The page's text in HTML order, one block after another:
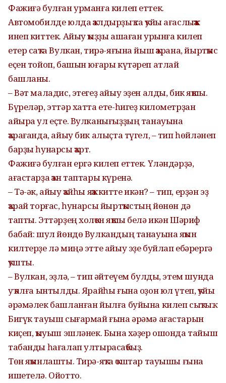
Фажиғә булған урманға килеп еттек.
Автомобилде юлда ҡалдырҙыҡ та ҡуйы ағаслыҡҡа
инеп киттек. Айыу ҡыҙҙы ашаған урынға килеп
етер саҡта Вулкан, тирә-яғына йыш ҡарана, йыртҡыс
еҫен тойоп, башын юғары күтәреп атлай
башланы.
– Вәт маладис, этегеҙ айыу эҙен алды, бик яҡшы.
Бүреләр, эттәр хатта ете-һигеҙ километрҙан
айыра ул еҫте. Вулканығыҙҙың танауына
ҡарағанда, айыу бик алыҫта түгел, – тип һөйләнеп
барҙы һунарсы ҡарт.
Фажиғә булған ергә килеп еттек. Үләндәрҙә,
ағастарҙа ҡан таптары күренә.
– Тә-әк, айыу ҡайһы яҡҡа китте икән? – тип, ерҙән эҙ
ҡарай торғас, һунарсы йыртҡыстың йөнөн дә
тапты. Эттәрҙең холҡон яҡшы белә икән Шәриф
бабай: шул йөндө Вулкандың танауына яҡын
килтерҙе лә миңә этте айыу эҙе буйлап ебәрергә
ҡушты.
– Вулкан, эҙлә, – тип әйтеүем булды, этем шунда
уҡ алға ынтылды. Ярайһы ғына оҙон юл үтеп, ҡуйы
әрәмәлек башланған йылға буйына килеп сыҡтыҡ.
Бигүк тауыш сығармай ғына әрәмә ағастарын
киҫеп, ҡыуыш эшләнек. Бына хәҙер ошонда тайыш
табанды һағалап ултырасаҡбыҙ.
Төн яҡынлашты. Тирә-яҡта ҡоштар тауышы ғына
ишетелә. Ойотто.